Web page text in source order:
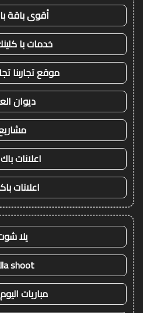
أقوى باقة
خدمات با كلينك
موقع تجاربنا
ديوان
اعلانات
اعلانات
يلا
shoot
مباريات